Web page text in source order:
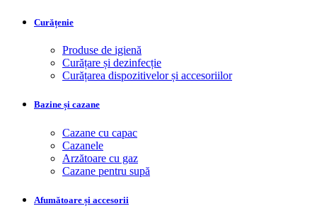
Curățenie
Produse de igienă
Curățare și dezinfecție
Curățarea dispozitivelor și accesoriilor
Bazine și cazane
Cazane cu capac
Cazanele
Arzătoare cu gaz
Cazane pentru supă
Afumătoare și accesorii